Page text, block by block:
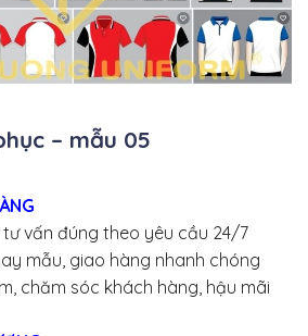
– mẫu 05
tư vấn đúng theo yêu cầu 24/7
mẫu, giao hàng nhanh chóng
chăm sóc khách hàng, hậu mãi